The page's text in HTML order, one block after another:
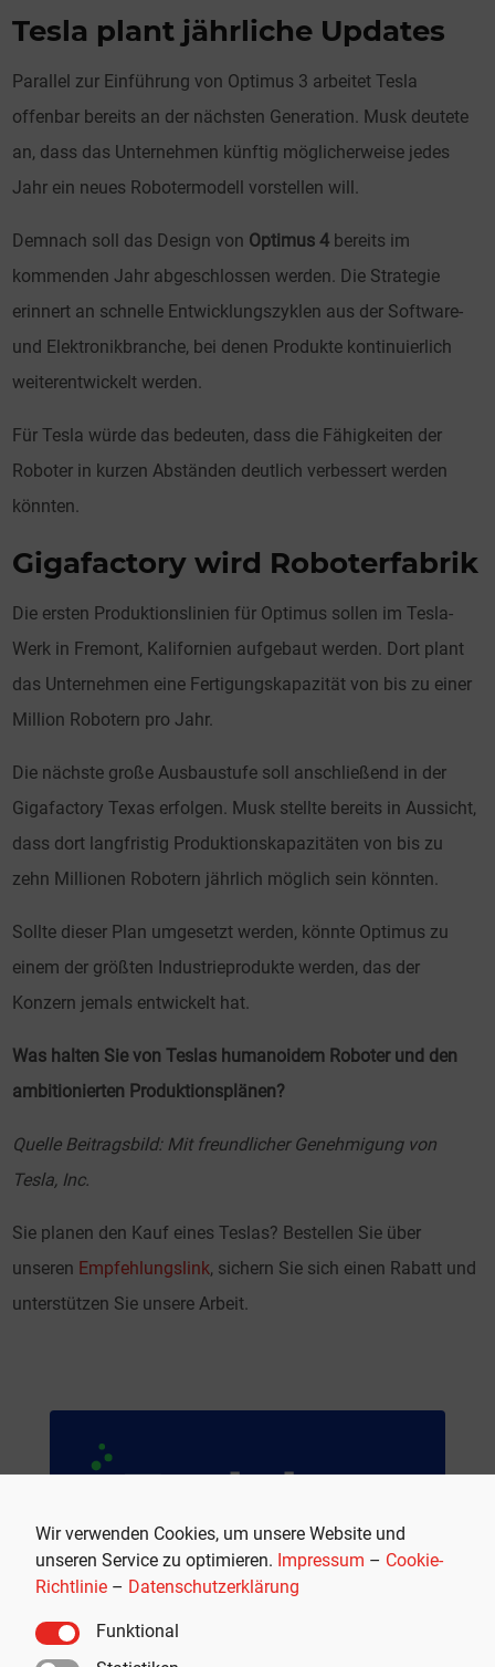
Wir verwenden Cookies, um unsere Website und
unseren Service zu optimieren. Impressum – Cookie-
Richtlinie – Datenschutzerklärung
Funktional
Tesla plant jährliche Updates
Parallel zur Einführung von Optimus 3 arbeitet Tesla
offenbar bereits an der nächsten Generation. Musk deutete
an, dass das Unternehmen künftig möglicherweise jedes
Jahr ein neues Robotermodell vorstellen will.
Demnach soll das Design von Optimus 4 bereits im
kommenden Jahr abgeschlossen werden. Die Strategie
erinnert an schnelle Entwicklungszyklen aus der Software-
und Elektronikbranche, bei denen Produkte kontinuierlich
weiterentwickelt werden.
Für Tesla würde das bedeuten, dass die Fähigkeiten der
Roboter in kurzen Abständen deutlich verbessert werden
könnten.
Gigafactory wird Roboterfabrik
Die ersten Produktionslinien für Optimus sollen im Tesla-
Werk in Fremont, Kalifornien aufgebaut werden. Dort plant
das Unternehmen eine Fertigungskapazität von bis zu einer
Million Robotern pro Jahr.
Die nächste große Ausbaustufe soll anschließend in der
Gigafactory Texas erfolgen. Musk stellte bereits in Aussicht,
dass dort langfristig Produktionskapazitäten von bis zu
zehn Millionen Robotern jährlich möglich sein könnten.
Sollte dieser Plan umgesetzt werden, könnte Optimus zu
einem der größten Industrieprodukte werden, das der
Konzern jemals entwickelt hat.
Was halten Sie von Teslas humanoidem Roboter und den
ambitionierten Produktionsplänen?
Quelle Beitragsbild: Mit freundlicher Genehmigung von
Tesla, Inc.
Sie planen den Kauf eines Teslas? Bestellen Sie über
unseren Empfehlungslink, sichern Sie sich einen Rabatt und
unterstützen Sie unsere Arbeit.
Premium Tesla-Zubehör
Zubehör und -Accessoires für noch mehr